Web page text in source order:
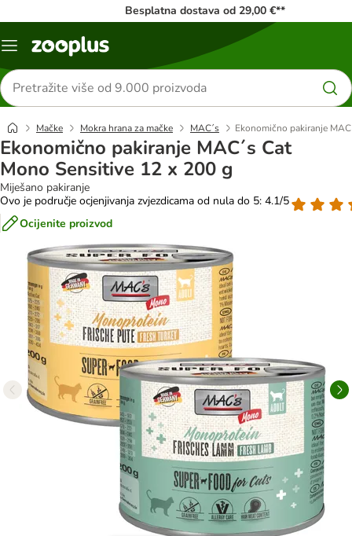
Besplatna dostava od 29,00 €**
Izbornik
Traži
proizvode
Mačke Mokra hrana za mačke MAC´s Ekonomično pakiranje
Ekonomično pakiranje MAC´s Cat
Mono Sensitive 12 x 200 g
Miješano pakiranje
Ovo je područje ocjenjivanja zvjezdicama od nula do 5: 4.1/5
Ocijenite proizvod